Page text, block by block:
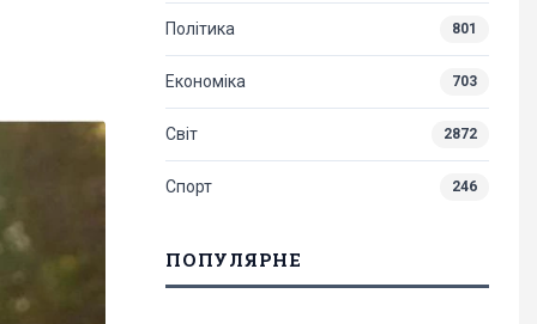
Політика 801
Економіка 703
Світ 2872
Спорт 246
ПОПУЛЯРНЕ